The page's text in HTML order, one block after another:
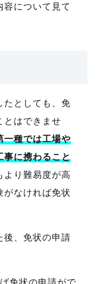
について見て
たとしても、免
とはできませ
一種では工場や
事に携わること
より難易度が高
がなければ免状
後、免状の申請